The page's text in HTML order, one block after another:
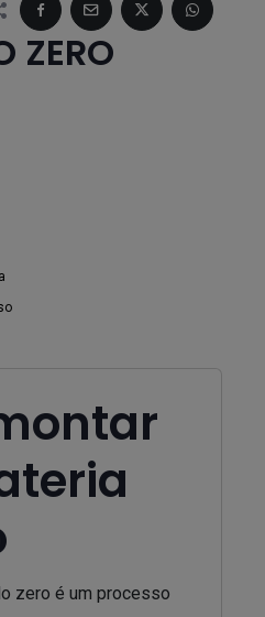
ZERO
zero é um processo